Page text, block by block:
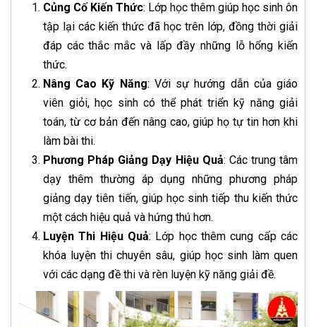
Củng Cố Kiến Thức: Lớp học thêm giúp học sinh ôn
tập lại các kiến thức đã học trên lớp, đồng thời giải
đáp các thắc mắc và lấp đầy những lỗ hổng kiến
thức.
Nâng Cao Kỹ Năng: Với sự hướng dẫn của giáo
viên giỏi, học sinh có thể phát triển kỹ năng giải
toán, từ cơ bản đến nâng cao, giúp họ tự tin hơn khi
làm bài thi.
Phương Pháp Giảng Dạy Hiệu Quả: Các trung tâm
dạy thêm thường áp dụng những phương pháp
giảng dạy tiên tiến, giúp học sinh tiếp thu kiến thức
một cách hiệu quả và hứng thú hơn.
Luyện Thi Hiệu Quả: Lớp học thêm cung cấp các
khóa luyện thi chuyên sâu, giúp học sinh làm quen
với các dạng đề thi và rèn luyện kỹ năng giải đề.